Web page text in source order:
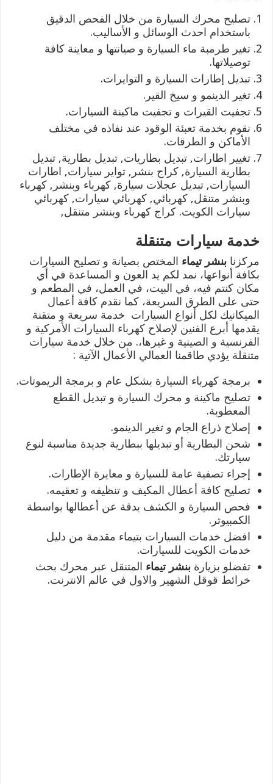
تصليح محرك السيارة من خلال الفحص الدقيق
باستخدام احدث الوسائل و الأساليب.
تغير طرمبة ماء السيارة و صيانتها و معاينة كافة
توصيلاتها.
تبديل إطارات السيارة و التوايرات.
تغير الدينمو و سيخ القير.
تجفيت القيرات و تجفيت ماكينة السيارات.
نقوم بخدمة تعبئة الوقود عند نفاذه في مختلف
الأماكن و الطرقات.
تغيير اطارات, تبديل بطاريات, تبديل بطارية, تبديل
بطارية السيارة, كراج بنشر, تواير سيارات, اطارات
السيارات, تبديل عجلات سيارة, كهرباء وبنشر, كهرباء
وبنشر متنقل, كهربائي, كهربائي سيارات, كهربائي
سيارات الكويت. كراج كهرباء وبنشر متنقل,
خدمة سيارات متنقلة
مركزنابنشر تيماء المختص بصيانة و تصليح السيارات
بكافة أنواعها، نمد لكم يد العون و المساعدة في أي
مكان كنتم فيه، في البيت، في العمل، في المطعم و
حتى على الطرق السريعة، كما نقدم كافة أعمال
الميكانيك لكل أنواع السيارات خدمة سريعة و متقنة
يقدمها أبرع الفنين لإصلاح كهرباء السيارات الأمركية و
الفرنسية و الصينية و غيرها،. من خلال خدمة سيارات
متنقلة يؤدي طاقمنا العمالي الأعمال الآتية :
برمجة كهرباء السيارة بشكل عام و برمجة الريموتات.
تصليح ماكينة و محرك السيارة و تبديل القطع
المعطوبة.
إصلاح ذراع الجام و تغير الدينمو.
شحن البطارية أو تبديلها ببطارية جديدة مناسبة لنوع
سيارتك.
إجراء تصفية عامة للسيارة و معايرة الإطارات.
تصليح كافة أعطال المكيف و تنظيفه و تعقيمه.
فحص السيارة و الكشف بدقة عن أعطالها بواسطة
الكمبيوتر.
افضل خدمات السيارات بتيماء مقدمة من دليل
خدمات الكويت للسيارات.
تفضلو بزيارةبنشر تيماء المتنقل عبر محرك بحث
خرائط قوقل الشهير والاول في عالم الانترنت.